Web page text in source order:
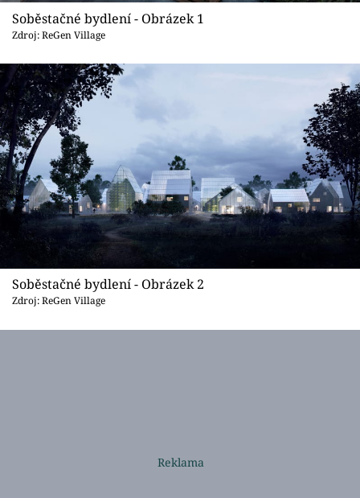
Sledujte nás
Soběstačné bydlení - Obrázek 1
Zdroj: ReGen Village
Soběstačné bydlení - Obrázek 2
Zdroj: ReGen Village